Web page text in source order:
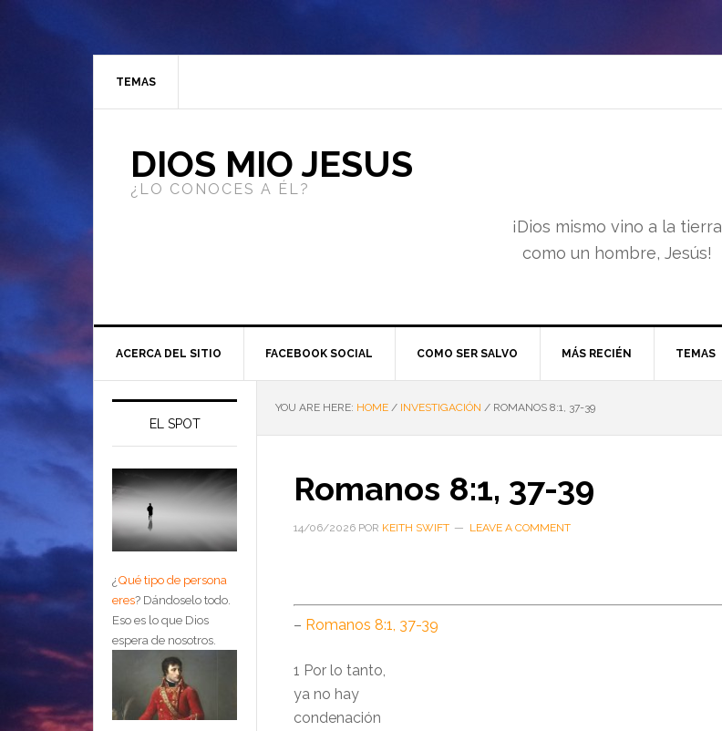
TEMAS
DIOS MIO JESUS
¿LO CONOCES A ÉL?
¡Dios mismo vino a la tierra
como un hombre, Jesús!
ACERCA DEL SITIO FACEBOOK SOCIAL COMO SER SALVO MÁS RECIÉN TEMAS
YOU ARE HERE: HOME / INVESTIGACIÓN / ROMANOS 8:1, 37-39
Romanos 8:1, 37-39
14/06/2026 POR KEITH SWIFT LEAVE A COMMENT
– Romanos 8:1, 37-39
1 Por lo tanto,
ya no hay
condenación
EL SPOT
¿Qué tipo de persona
eres? Dándoselo todo.
Eso es lo que Dios
espera de nosotros.